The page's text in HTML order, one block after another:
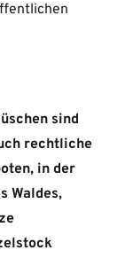
sind
rechtliche
in der
Waldes,